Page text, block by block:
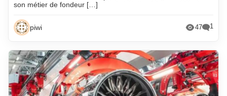
son métier de fondeur […]
piwi 47 1